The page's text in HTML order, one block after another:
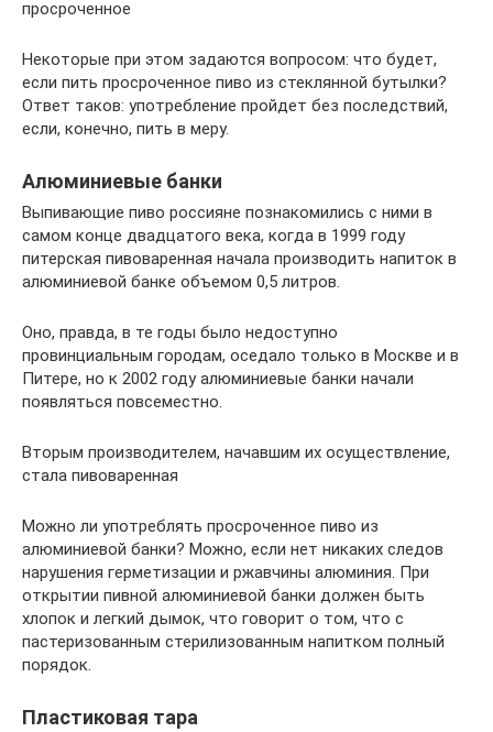
просроченное
Некоторые при этом задаются вопросом: что будет,
если пить просроченное пиво из стеклянной бутылки?
Ответ таков: употребление пройдет без последствий,
если, конечно, пить в меру.
Алюминиевые банки
Выпивающие пиво россияне познакомились с ними в
самом конце двадцатого века, когда в 1999 году
питерская пивоваренная начала производить напиток в
алюминиевой банке объемом 0,5 литров.
Оно, правда, в те годы было недоступно
провинциальным городам, оседало только в Москве и в
Питере, но к 2002 году алюминиевые банки начали
появляться повсеместно.
Вторым производителем, начавшим их осуществление,
стала пивоваренная
Можно ли употреблять просроченное пиво из
алюминиевой банки? Можно, если нет никаких следов
нарушения герметизации и ржавчины алюминия. При
открытии пивной алюминиевой банки должен быть
хлопок и легкий дымок, что говорит о том, что с
пастеризованным стерилизованным напитком полный
порядок.
Пластиковая тара